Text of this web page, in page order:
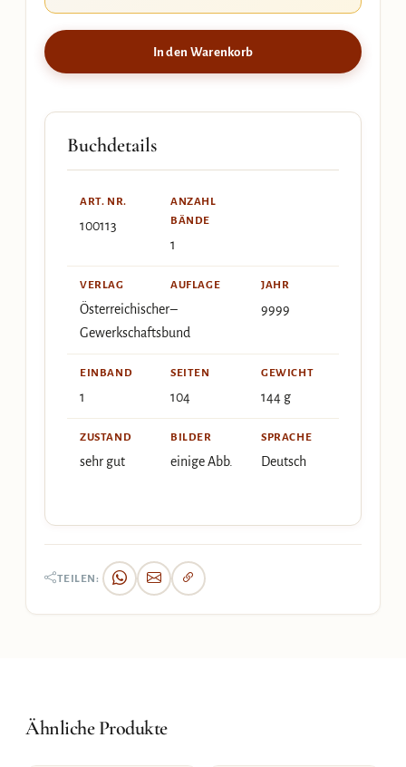
In den Warenkorb
Buchdetails
ART. NR.
100113
ANZAHL
BÄNDE
1
VERLAG
Österreichischer
Gewerkschaftsbund
AUFLAGE
–
JAHR
9999
EINBAND
1
SEITEN
104
GEWICHT
144 g
ZUSTAND
sehr gut
BILDER
einige Abb.
SPRACHE
Deutsch
TEILEN:
Ähnliche Produkte